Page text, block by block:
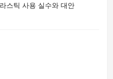
스틱 사용 실수와 대안